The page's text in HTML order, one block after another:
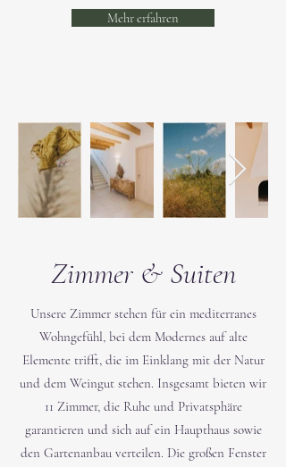
Mehr erfahren
Zimmer & Suiten
Unsere Zimmer stehen für ein mediterranes
Wohngefühl, bei dem Modernes auf alte
Elemente trifft, die im Einklang mit der Natur
und dem Weingut stehen. Insgesamt bieten wir
11 Zimmer, die Ruhe und Privatsphäre
garantieren und sich auf ein Haupthaus sowie
den Gartenanbau verteilen. Die großen Fenster